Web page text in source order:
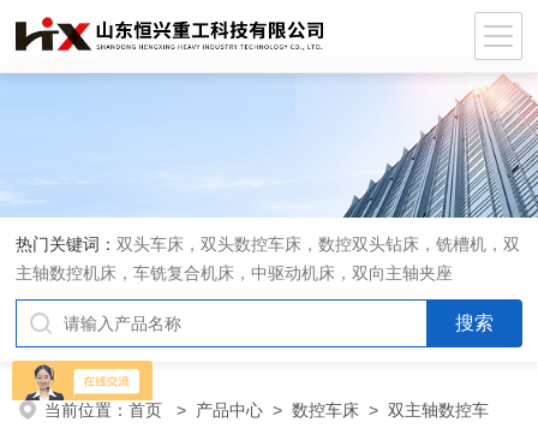
热门关键词：双头车床，双头数控车床，数控双头钻床，铣槽机，双
主轴数控机床，车铣复合机床，中驱动机床，双向主轴夹座
当前位置：首页 > 产品中心 >数控车床 >双主轴数控车